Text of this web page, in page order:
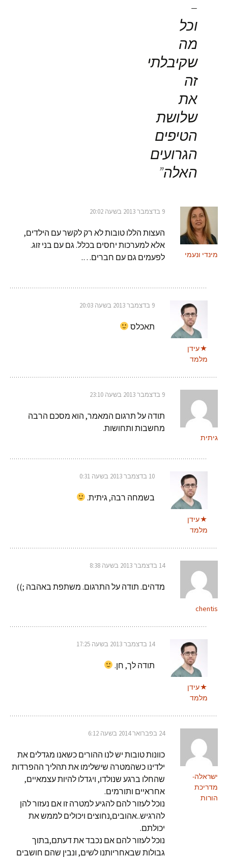
–
וכל
מה
שקיבלתי
זה
את
שלושת
הטיפים
הגרועים
האלה”
מינדי ונעמי
9 בדצמבר 2013 בשעה 20:02
העצות הללו טובות לא רק לקשר עם הילדים,
אלא למערכות יחסים בכלל. גם עם בני זוג.
לפעמים גם עם חברים….
עידן
מלמד
9 בדצמבר 2013 בשעה 20:03
תאכלס
גיתית
9 בדצמבר 2013 בשעה 23:10
תודה על תרגום המאמר, הוא מסכם הרבה
מחשבות ותחושות.
עידן
מלמד
10 בדצמבר 2013 בשעה 0:31
בשמחה רבה, גיתית.
chentis
14 בדצמבר 2013 בשעה 8:38
מדהים. תודה על התרגום. משתפת באהבה ;))
עידן
מלמד
14 בדצמבר 2013 בשעה 17:25
תודה לך, חן.
ישראלה-
מדריכת
הורות
24 בפברואר 2014 בשעה 6:12
כוונות טובות יש לנו ההורים כשאנו מגדלים את
ילדינו כשהמטרה שישלימו את תהליך ההפרדות
שהחלו ברגע שנולדו, ויגדלו להיות עצמאיים,
אחראיים ותורמים.
נוכל לעזור להם להגיע למטרה זו אם נעזור להן
להרגיש..אהובים,נחוצים ויכולים לממש את
יכולתם.
נוכל לעזור להם אם נכבד את דעתם,בתוך
גבולות שבאחריותנו לשים, ונבין שהם חושבים